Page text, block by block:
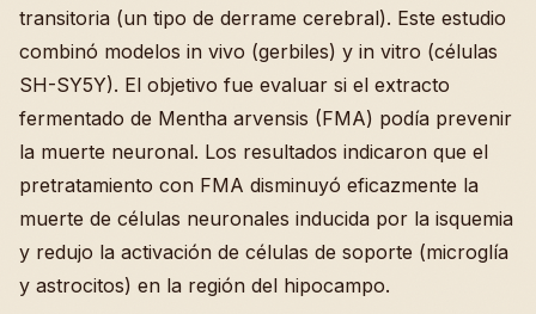
transitoria (un tipo de derrame cerebral). Este estudio
combinó modelos in vivo (gerbiles) y in vitro (células
SH-SY5Y). El objetivo fue evaluar si el extracto
fermentado de Mentha arvensis (FMA) podía prevenir
la muerte neuronal. Los resultados indicaron que el
pretratamiento con FMA disminuyó eficazmente la
muerte de células neuronales inducida por la isquemia
y redujo la activación de células de soporte (microglía
y astrocitos) en la región del hipocampo.